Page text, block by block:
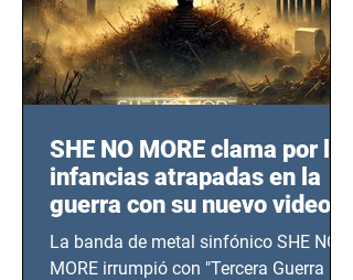
SHE NO MORE clama por las
infancias atrapadas en la
guerra con su nuevo video
TERCERA GUERRA
MUNDIAL
La banda de metal sinfónico SHE NO
MORE irrumpió con "Tercera Guerra